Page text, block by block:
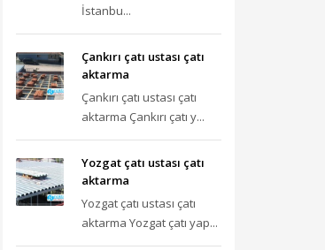
İstanbu...
Çankırı çatı ustası çatı
aktarma
Çankırı çatı ustası çatı
aktarma Çankırı çatı y...
Yozgat çatı ustası çatı
aktarma
Yozgat çatı ustası çatı
aktarma Yozgat çatı yap...